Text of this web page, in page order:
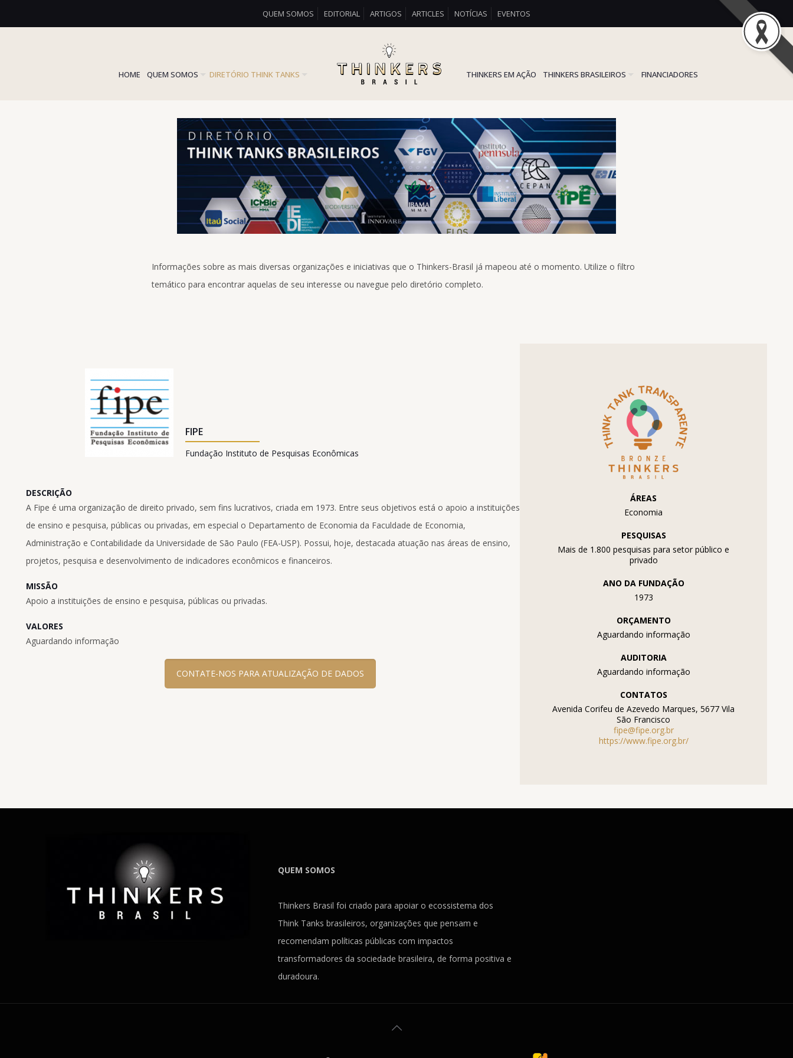
QUEM SOMOS EDITORIAL ARTIGOS ARTICLES NOTÍCIAS EVENTOS
HOME QUEM SOMOS DIRETÓRIO THINK TANKS THINKERS EM AÇÃO THINKERS BRASILEIROS FINANCIADORES
Informações sobre as mais diversas organizações e iniciativas que o Thinkers-Brasil já mapeou até o momento. Utilize o filtro
temático para encontrar aquelas de seu interesse ou navegue pelo diretório completo.
FIPE
Fundação Instituto de Pesquisas Econômicas
DESCRIÇÃO
A Fipe é uma organização de direito privado, sem fins lucrativos, criada em 1973. Entre seus objetivos está o apoio a instituições
de ensino e pesquisa, públicas ou privadas, em especial o Departamento de Economia da Faculdade de Economia,
Administração e Contabilidade da Universidade de São Paulo (FEA-USP). Possui, hoje, destacada atuação nas áreas de ensino,
projetos, pesquisa e desenvolvimento de indicadores econômicos e financeiros.
MISSÃO
Apoio a instituições de ensino e pesquisa, públicas ou privadas.
VALORES
Aguardando informação
CONTATE-NOS PARA ATUALIZAÇÃO DE DADOS
ÁREAS
Economia
PESQUISAS
Mais de 1.800 pesquisas para setor público e
privado
ANO DA FUNDAÇÃO
1973
ORÇAMENTO
Aguardando informação
AUDITORIA
Aguardando informação
CONTATOS
Avenida Corifeu de Azevedo Marques, 5677 Vila
São Francisco
fipe@fipe.org.br
https://www.fipe.org.br/
QUEM SOMOS
Thinkers Brasil foi criado para apoiar o ecossistema dos
Think Tanks brasileiros, organizações que pensam e
recomendam políticas públicas com impactos
transformadores da sociedade brasileira, de forma positiva e
duradoura.